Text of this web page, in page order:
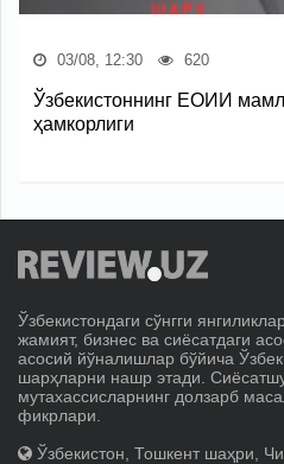
03/08, 12:30 620
Ўзбекистоннинг ЕОИИ
ҳамкорлиги
Ўзбекистондаги сўнгги
жамият, бизнес ва сиёсатдаги
асосий йўналишлар бўйича
шарҳларни нашр этади.
мутахассисларнинг долзарб
фикрлари.
Ўзбекистон, Тошкент шаҳри,